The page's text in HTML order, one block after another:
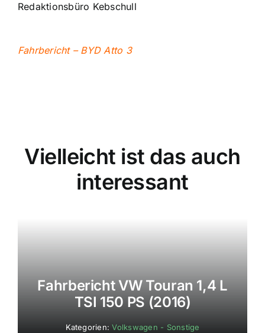
Redaktionsbüro Kebschull
Fahrbericht – BYD Atto 3
Vielleicht ist das auch
interessant
Fahrbericht VW Touran 1,4 L
TSI 150 PS (2016)
Kategorien:Volkswagen - Sonstige